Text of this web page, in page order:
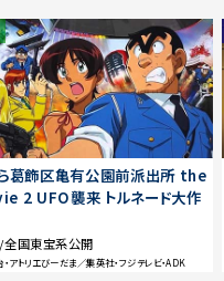
葛飾区亀有公園前派出所 the
2 UFO襲来 トルネード大作
全国東宝系公開
アトリエびーだま／集英社・フジテレビ・ADK